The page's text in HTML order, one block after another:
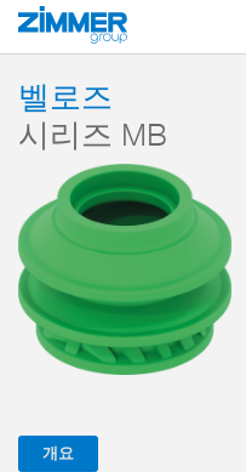
시작 제품
벨로즈
시리즈 MB
개요